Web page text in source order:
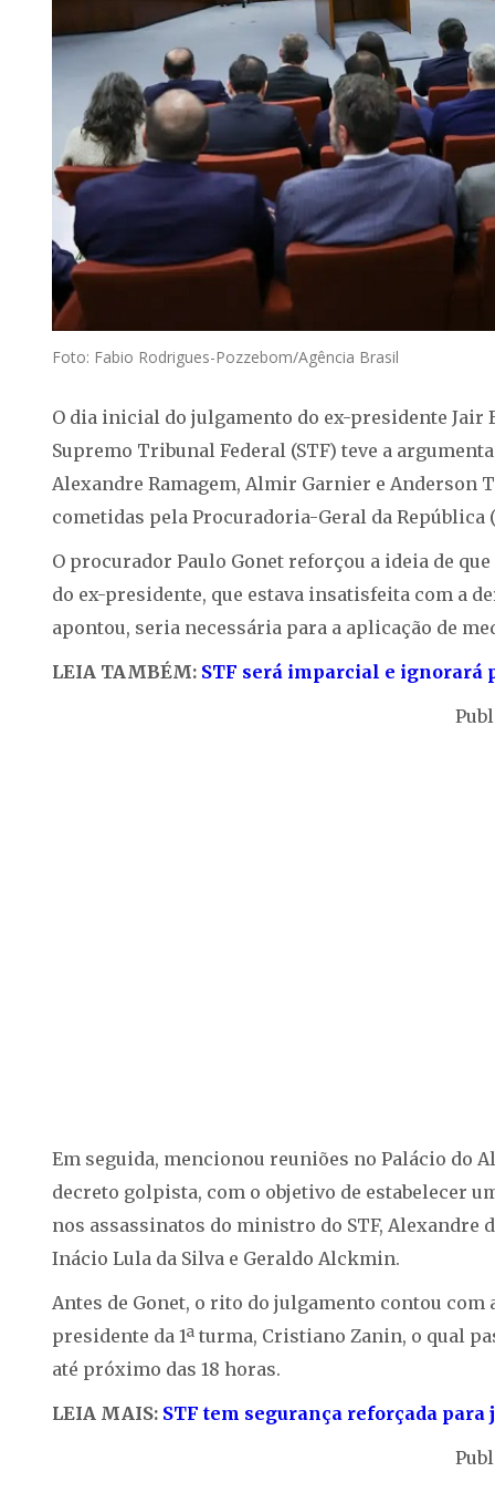
Foto: Fabio Rodrigues-Pozzebom/Agência Brasil
O dia inicial do julgamento do ex-presidente Jair
Supremo Tribunal Federal (STF) teve a
Alexandre Ramagem, Almir Garnier e Anderson
cometidas pela Procuradoria-Geral da República
O procurador Paulo Gonet reforçou a ideia de
do ex-presidente, que estava insatisfeita com a
apontou, seria necessária para a aplicação de
LEIA TAMBÉM: STF será imparcial e ignorará
Em seguida, mencionou reuniões no Palácio do
decreto golpista, com o objetivo de estabelecer
nos assassinatos do ministro do STF, Alexandre
Inácio Lula da Silva e Geraldo Alckmin.
Antes de Gonet, o rito do julgamento contou
presidente da 1ª turma, Cristiano Zanin, o qual
até próximo das 18 horas.
LEIA MAIS: STF tem segurança reforçada